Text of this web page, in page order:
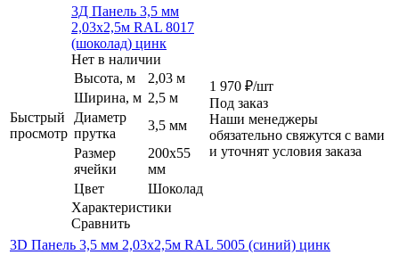
Быстрый
просмотр
3Д Панель 3,5 мм
2,03х2,5м RAL 8017
(шоколад) цинк
Нет в наличии
Высота, м
2,03 м
Ширина, м 2,5 м
Диаметр
прутка
3,5 мм
Размер
ячейки
200х55
мм
Цвет
Шоколад
Характеристики
Сравнить
1 970 ₽/шт
Под заказ
Наши менеджеры
обязательно свяжутся с вами
и уточнят условия заказа
3D Панель 3,5 мм 2,03х2,5м RAL 5005 (синий) цинк